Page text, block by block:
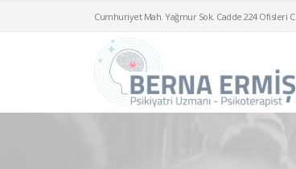
Cumhuriyet Mah. Yağmur Sok. Cadde 224 Ofisleri